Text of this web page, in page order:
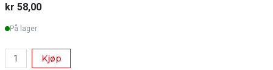
kr 58,00
På lager
Kjøp